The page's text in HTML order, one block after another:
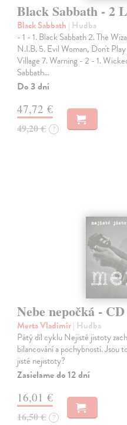
Black Sabbath - 2
Black Sabbath | Hudba
- 1 - 1. Black Sabbath 2. The
N.I.B. 5. Evil Woman, Don't
Village 7. Warning - 2 - 1.
Sabbath…
Do 3 dní
47,72 €
49,20 € ?
Nebe nepočká - CD
Merta Vladimír| Hudba
Pátý díl cyklu Nejisté jistoty
bilancování a pochybností. Jsou
jisté nejistoty?
Zasielame do 12 dní
16,01 €
16,50 € ?